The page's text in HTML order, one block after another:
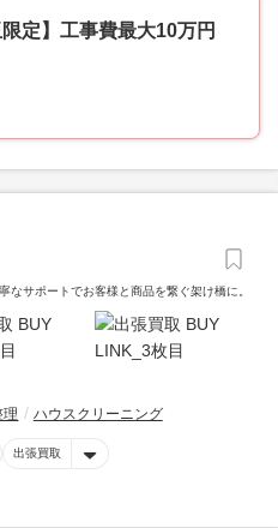
定】工事費最大10万円
なサポートでお客様と商品を繋ぐ架け橋に。
理 ハウスクリーニング
出張買取